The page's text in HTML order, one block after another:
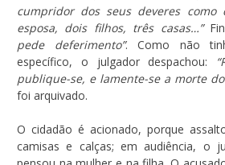
cumpridor dos seus deveres como
esposa, dois filhos, três casas…”
pede deferimento”. Como não
específico, o julgador despachou:
publique-se, e lamente-se a morte
foi arquivado.
O cidadão é acionado, porque
camisas e calças; em audiência, o